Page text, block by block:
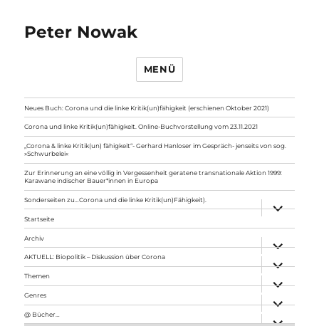
Peter Nowak
MENÜ
Neues Buch: Corona und die linke Kritik(un)fähigkeit (erschienen Oktober 2021)
Corona und linke Kritik(un)fähigkeit. Online-Buchvorstellung vom 23.11.2021
„Corona & linke Kritik(un) fähigkeit“- Gerhard Hanloser im Gespräch- jenseits von sog.
»Schwurbelei«
Zur Erinnerung an eine völlig in Vergessenheit geratene transnationale Aktion 1999:
Karawane indischer Bauer*innen in Europa
Sonderseiten zu…Corona und die linke Kritik(un)Fähigkeit).
anzeigen
Startseite
Archiv
anzeigen
AKTUELL: Biopolitik – Diskussion über Corona
anzeigen
Themen
anzeigen
Genres
anzeigen
@ Bücher…